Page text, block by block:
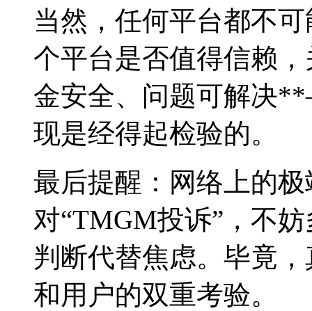
当然，任何平台都不
个平台是否值得信赖
金安全、问题可解决
现是经得起检验的。
最后提醒：网络上的
对“TMGM投诉”，不
判断代替焦虑。毕竟
和用户的双重考验。